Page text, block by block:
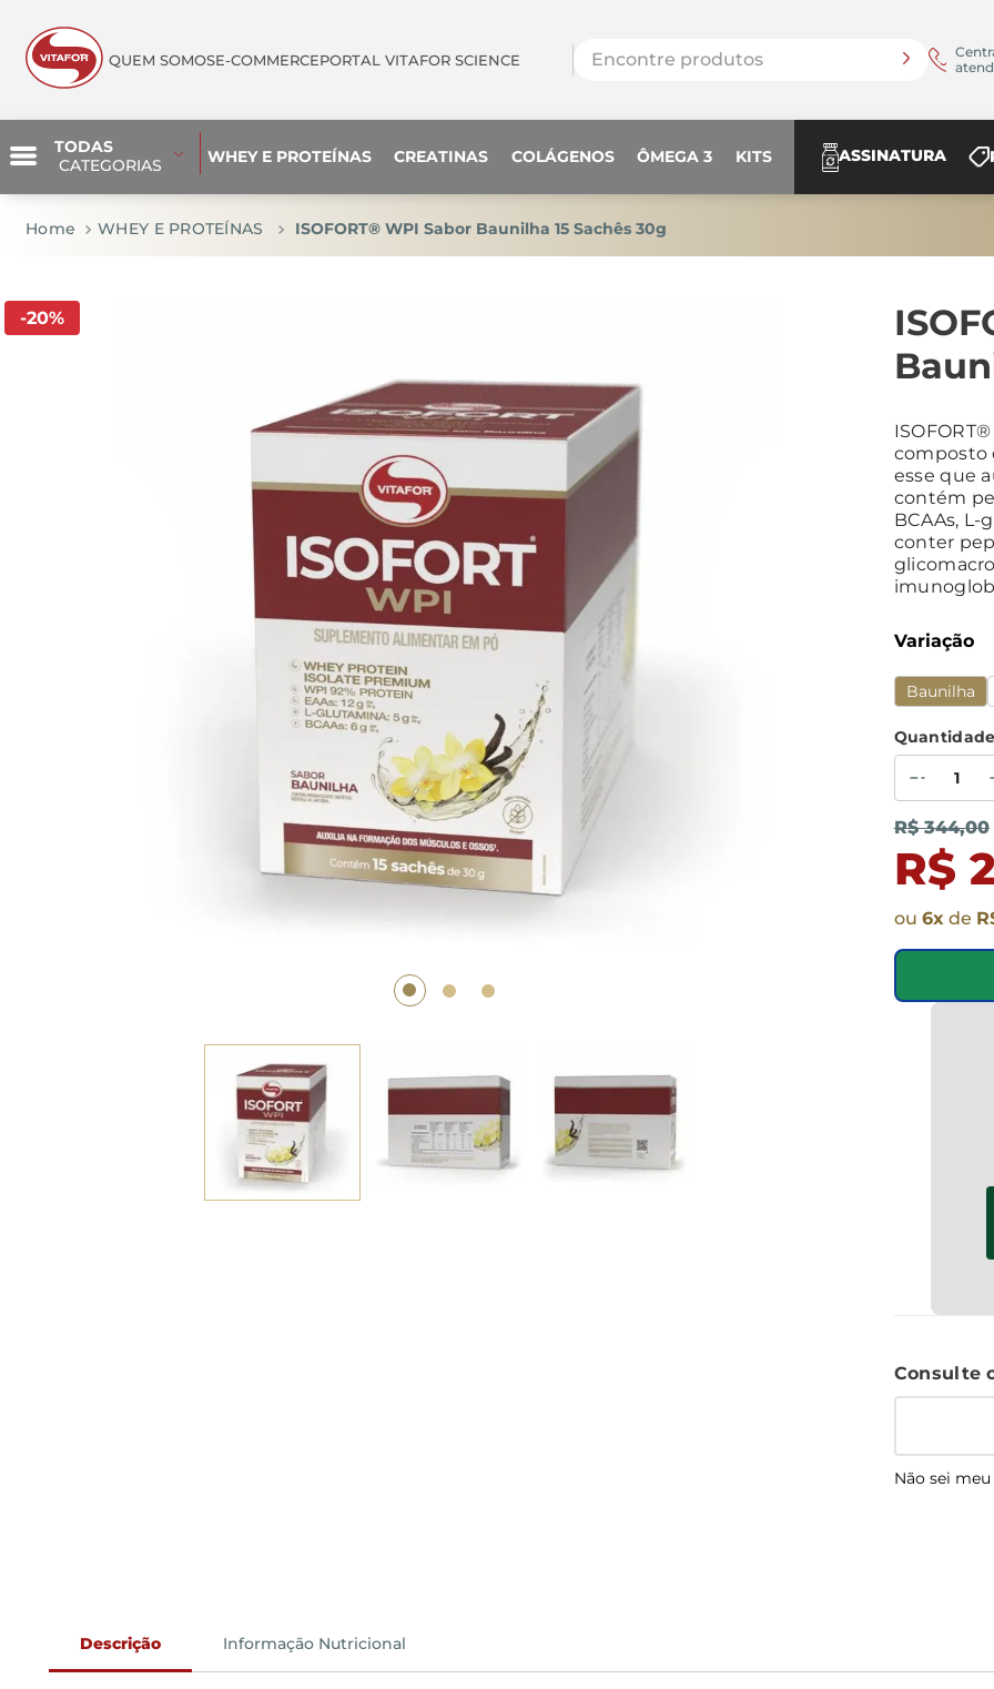
QUEM SOMOSE-COMMERCEPORTAL VITAFOR SCIENCE
Encontre produtos
TODAS
CATEGORIAS
WHEY E PROTEÍNAS CREATINAS COLÁGENOS ÔMEGA 3 KITS ASSINATURA
WHEY E PROTEÍNAS ISOFORT® WPI Sabor Baunilha 15 Sachês 30g
composto
esse que
contém
BCAAs,
conter
Variação
Baunilha
Quantidade
-20%
R$ 344,00
R$
ou 6x de
Não sei meu
Descrição Informação Nutricional